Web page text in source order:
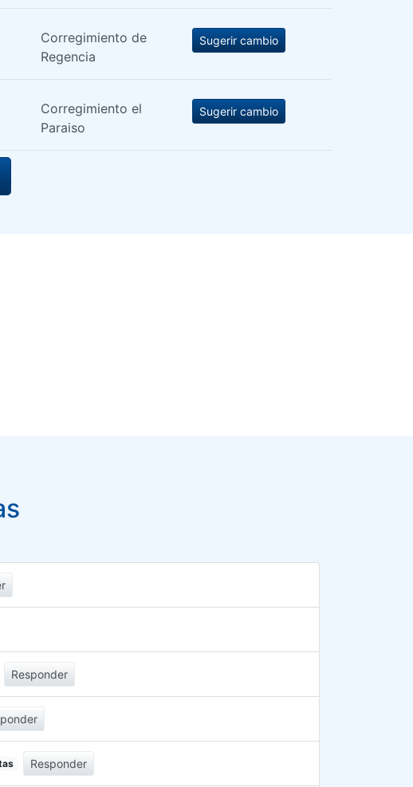
Corregimiento de
Regencia
Sugerir cambio
Corregimiento el
Paraiso
Sugerir cambio
Responder
Responder